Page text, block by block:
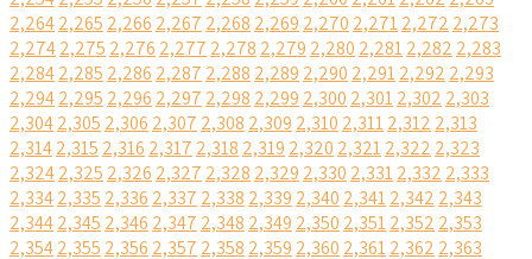
2,2642,265 2,266 2,267 2,268 2,269 2,270 2,2712,272 2,273
2,2742,275 2,276 2,277 2,278 2,279 2,280 2,2812,282 2,283
2,2842,285 2,286 2,287 2,288 2,289 2,290 2,2912,292 2,293
2,2942,295 2,296 2,297 2,298 2,299 2,300 2,3012,302 2,303
2,3042,305 2,306 2,307 2,308 2,309 2,310 2,3112,312 2,313
2,3142,315 2,316 2,317 2,318 2,319 2,320 2,3212,322 2,323
2,3242,325 2,326 2,327 2,328 2,329 2,330 2,3312,332 2,333
2,3342,335 2,336 2,337 2,338 2,339 2,340 2,3412,342 2,343
2,3442,345 2,346 2,347 2,348 2,349 2,350 2,3512,352 2,353
2,3542,355 2,356 2,357 2,358 2,359 2,360 2,3612,362 2,363